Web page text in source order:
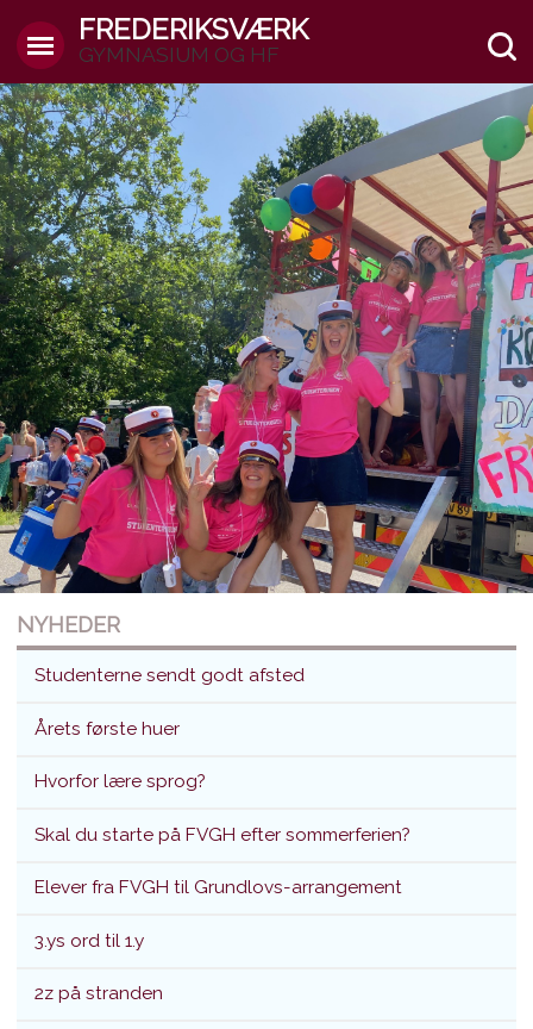
FREDERIKSVÆRK
GYMNASIUM OG HF
Studenterne sendt godt afsted
NYHEDER
Studenterne sendt godt afsted
Årets første huer
Hvorfor lære sprog?
Skal du starte på FVGH efter sommerferien?
Elever fra FVGH til Grundlovs-arrangement
3.ys ord til 1.y
2z på stranden